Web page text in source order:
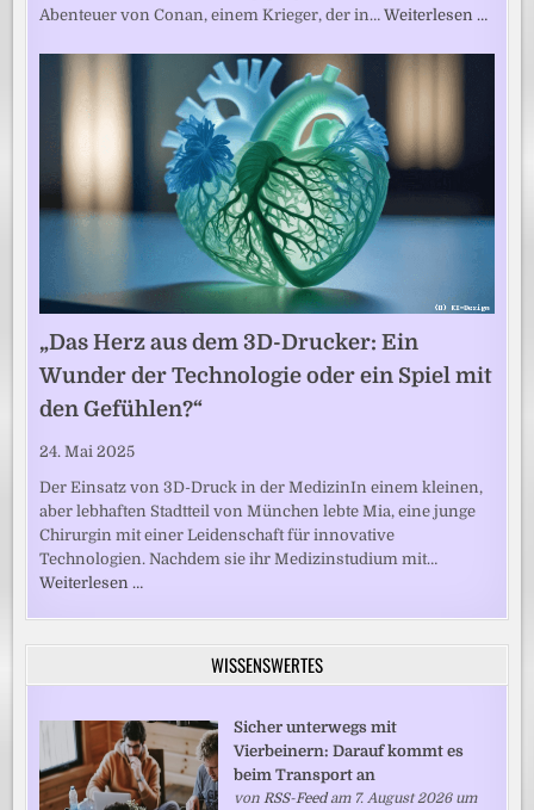
Abenteuer von Conan, einem Krieger, der in…Weiterlesen …
„Das Herz aus dem 3D-Drucker: Ein
Wunder der Technologie oder ein Spiel mit
den Gefühlen?“
24. Mai 2025
Der Einsatz von 3D-Druck in der MedizinIn einem kleinen,
aber lebhaften Stadtteil von München lebte Mia, eine junge
Chirurgin mit einer Leidenschaft für innovative
Technologien. Nachdem sie ihr Medizinstudium mit…
Weiterlesen …
WISSENSWERTES
Sicher unterwegs mit
Vierbeinern: Darauf kommt es
beim Transport an
von RSS-Feedam 7. August 2026 um